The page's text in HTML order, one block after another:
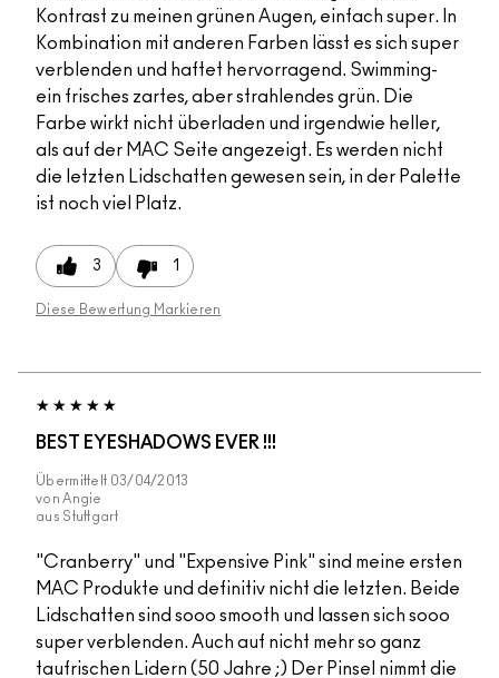
Kontrast zu meinen grünen Augen, einfach super. In
Kombination mit anderen Farben lässt es sich super
verblenden und haftet hervorragend. Swimming-
ein frisches zartes, aber strahlendes grün. Die
Farbe wirkt nicht überladen und irgendwie heller,
als auf der MAC Seite angezeigt. Es werden nicht
die letzten Lidschatten gewesen sein, in der Palette
ist noch viel Platz.
3 1
Diese Bewertung Markieren
BEST EYESHADOWS EVER !!!
Übermittelt 03/04/2013
von Angie
aus Stuttgart
"Cranberry" und "Expensive Pink" sind meine ersten
MAC Produkte und definitiv nicht die letzten. Beide
Lidschatten sind sooo smooth und lassen sich sooo
super verblenden. Auch auf nicht mehr so ganz
taufrischen Lidern (50 Jahre ;) Der Pinsel nimmt die